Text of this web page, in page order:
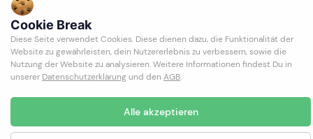
Cookie Break
Diese Seite verwendet Cookies. Diese dienen dazu, die Funktionalität der
Website zu gewährleisten, dein Nutzererlebnis zu verbessern, sowie die
Nutzung der Website zu analysieren. Weitere Informationen findest Du in
unserer Datenschutzerklärungund den AGB.
Alle akzeptieren